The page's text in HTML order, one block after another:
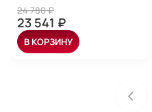
24 780 ₽
23 541 ₽
В КОРЗИНУ